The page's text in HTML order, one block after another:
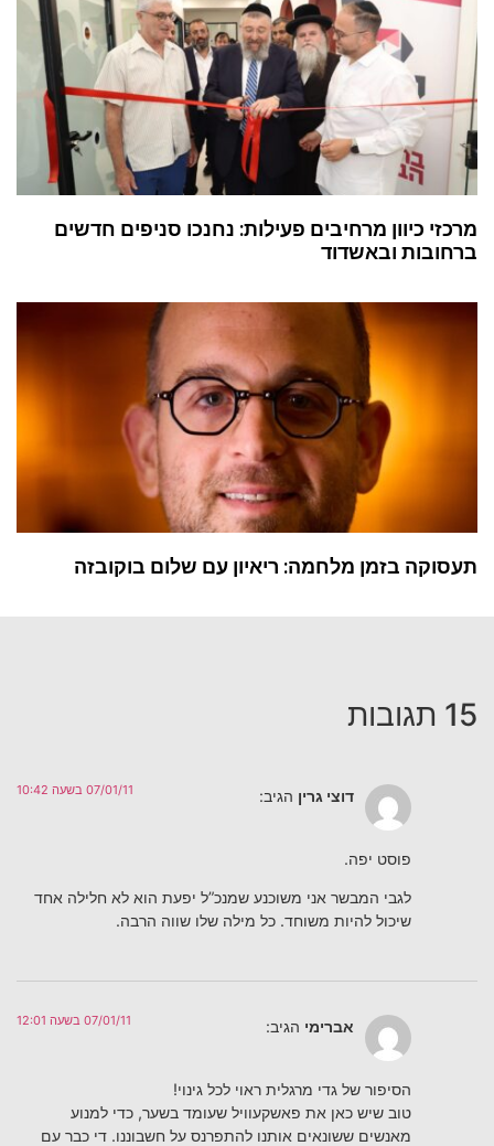
מרכזי כיוון מרחיבים פעילות: נחנכו סניפים חדשים
ברחובות ובאשדוד
תעסוקה בזמן מלחמה: ריאיון עם שלום בוקובזה
15 תגובות
דוצי גרין הגיב: 07/01/11 בשעה 10:42
פוסט יפה.
לגבי המבשר אני משוכנע שמנכ”ל יפעת הוא לא חלילה אחד
שיכול להיות משוחד. כל מילה שלו שווה הרבה.
אברימי הגיב: 07/01/11 בשעה 12:01
הסיפור של גדי מרגלית ראוי לכל גינוי!
טוב שיש כאן את פאשקעוויל שעומד בשער, כדי למנוע
מאנשים ששונאים אותנו להתפרנס על חשבוננו. די כבר עם